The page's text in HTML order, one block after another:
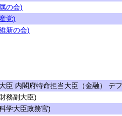
の会)
党)
新の会)
臣 内閣府特命担当大臣（金融） デ
務副大臣)
学大臣政務官)